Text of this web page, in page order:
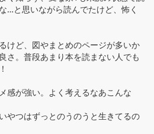
…と思いながら読んでたけど、怖く
けど、図やまとめのページが多いか
さ。普段あまり本を読まない人でも
感が強い。よく考えるなあこんな
やつはずっとのうのうと生きてるの